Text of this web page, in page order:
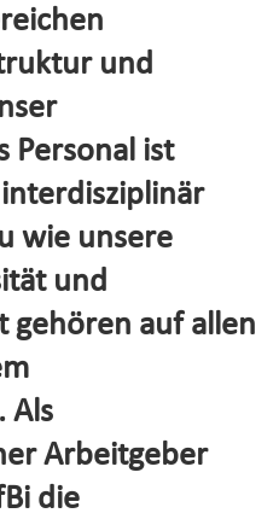
und
Personal ist
wie unsere
und
gehören auf allen
Als
Arbeitgeber
die